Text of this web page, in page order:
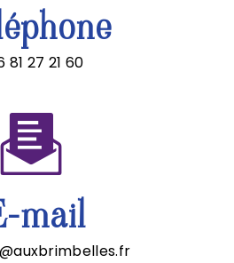
81 27 21 60
mail